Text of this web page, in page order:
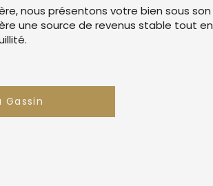
nous présentons votre bien sous son
une source de revenus stable tout en